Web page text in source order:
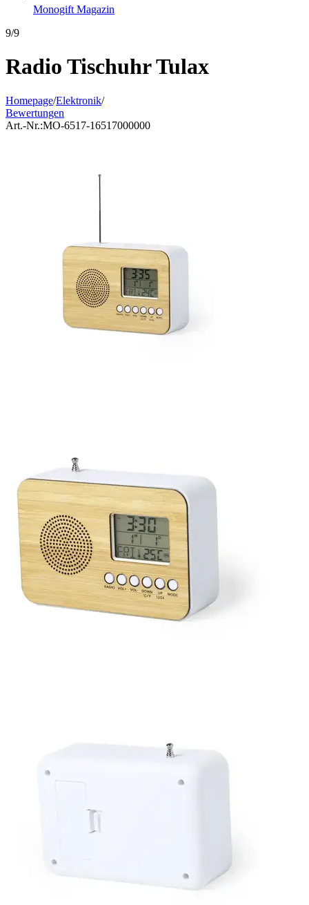
Monogift Magazin
9/9
Radio Tischuhr Tulax
Homepage/Elektronik/
Bewertungen
Art.-Nr.:MO-6517-16517000000